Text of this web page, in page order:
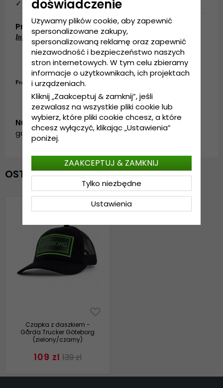
✓ 14 dni na anulowanie zamówienia.
Produktbeskrivning
Informacje szczegółowe:
Wykonane z: PCV/bawełny/nylonu
Rozmiar uniwersalny
Regulacja z tyłu czapki
Przewodnik po rozmiarach:
Numer artykułu:
garda.trucker.goteborg.green/black
OSTATNIO OGLĄDANE
Czapka z daszkiem -
Gårda Trucker Göteborg
(zielony/czarny)
109 zl 139 zl
doświadczenie
Używamy plików cookie, aby zapewnić
spersonalizowane zakupy,
spersonalizowaną reklamę oraz zapewnić
niezawodność i bezpieczeństwo naszych
stron internetowych. W tym celu zbieramy
informacje o użytkownikach, ich projektach
i urządzeniach.
Kliknij „Zaakceptuj & zamknij”, jeśli
zezwalasz na wszystkie pliki cookie lub
wybierz, które pliki cookie chcesz, a które
chcesz wyłączyć, klikając „Ustawienia”
poniżej.
Ustawienia
Tylko niezbędne
ZAAKCEPTUJ & ZAMKNIJ